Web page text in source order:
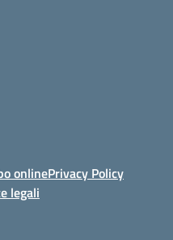
onlinePrivacy Policy
legali